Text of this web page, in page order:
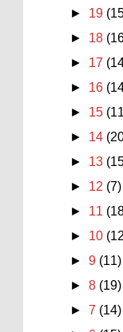
► 19
► 18
► 17
► 16
► 15
► 14
► 13
► 12 (7)
► 11
► 10
►9 (11)
►8 (19)
►7 (14)